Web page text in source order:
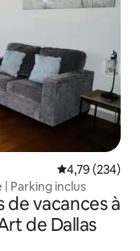
Évaluation
4,79 (234)
| Parking inclus
vacances à
de Dallas